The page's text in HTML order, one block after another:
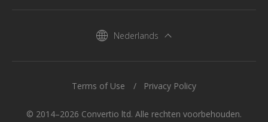
Nederlands
© 2014–2026 Convertio ltd. Alle rechten voorbehouden.
Terms of Use Privacy Policy